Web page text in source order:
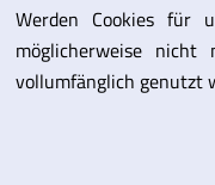
Werden Cookies für
möglicherweise
vollumfänglich genutzt